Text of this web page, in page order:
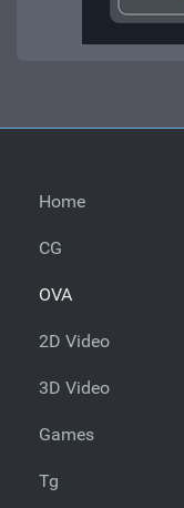
Home
CG
OVA
2D Video
3D Video
Games
Tg